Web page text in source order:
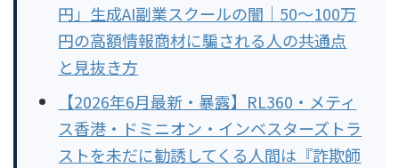
円」生成AI副業スクールの闇｜50〜100万
円の高額情報商材に騙される人の共通点
と見抜き方
【2026年6月最新・暴露】RL360・メティ
ス香港・ドミニオン・インベスターズトラ
ストを未だに勧誘してくる人間は『詐欺師